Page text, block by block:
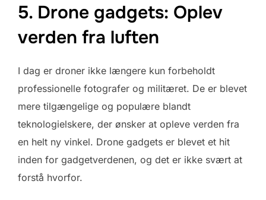
5. Drone gadgets: Oplev
verden fra luften
I dag er droner ikke længere kun forbeholdt
professionelle fotografer og militæret. De er blevet
mere tilgængelige og populære blandt
teknologielskere, der ønsker at opleve verden fra
en helt ny vinkel. Drone gadgets er blevet et hit
inden for gadgetverdenen, og det er ikke svært at
forstå hvorfor.